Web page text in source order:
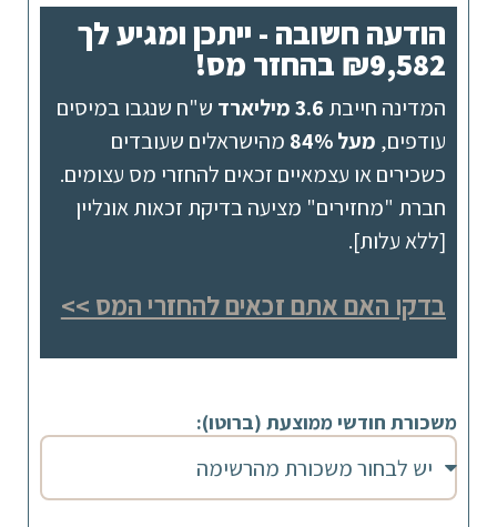
הודעה חשובה - ייתכן ומגיע לך
₪9,582 בהחזר מס!
המדינה חייבת 3.6 מיליארד
ש"ח שנגבו במיסים
עודפים, מעל 84%
מהישראלים שעובדים
כשכירים או עצמאיים זכאים להחזרי מס עצומים.
חברת "מחזירים" מציעה בדיקת זכאות אונליין
[ללא עלות].
בדקו האם אתם זכאים להחזרי המס >>
משכורת חודשי ממוצעת (ברוטו):